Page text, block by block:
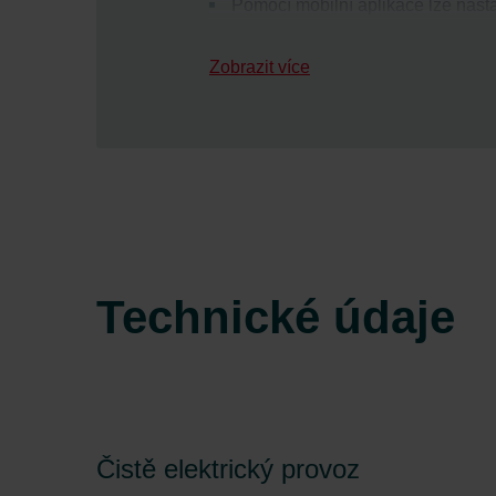
Hladké povrchy pro snadné čištění
Zobrazit více
Technické údaje
Čistě elektrický provoz